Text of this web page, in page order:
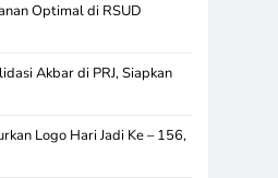
Optimal di RSUD
Akbar di PRJ, Siapkan
Logo Hari Jadi Ke – 156,